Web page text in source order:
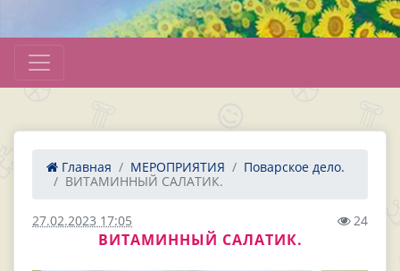
Главная МЕРОПРИЯТИЯ
Поварское дело.
ВИТАМИННЫЙ САЛАТИК.
27.02.2023 17:05 24
ВИТАМИННЫЙ САЛАТИК.